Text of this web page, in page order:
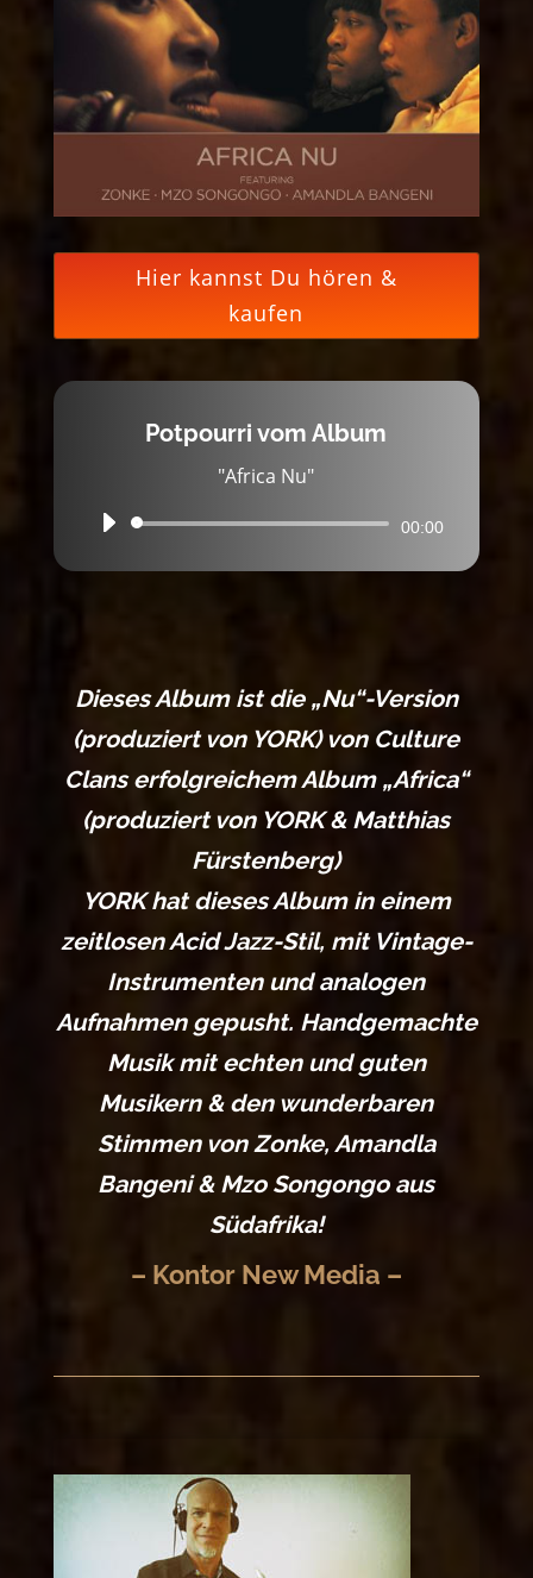
Hier kannst Du hören &
kaufen
Potpourri vom Album
"Africa Nu"
Audio-
00:00
Dieses Album ist die „Nu“-Version
(produziert von YORK) von Culture
Clans erfolgreichem Album „Africa“
(produziert von YORK & Matthias
Fürstenberg)
YORK hat dieses Album in einem
zeitlosen Acid Jazz-Stil, mit Vintage-
Instrumenten und analogen
Aufnahmen gepusht. Handgemachte
Musik mit echten und guten
Musikern & den wunderbaren
Stimmen von Zonke, Amandla
Bangeni & Mzo Songongo aus
Südafrika!
– Kontor New Media –